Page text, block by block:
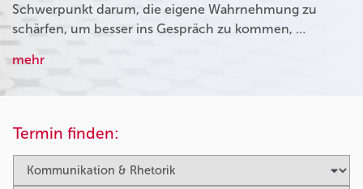
Schwerpunkt darum, die eigene Wahrnehmung zu
schärfen, um besser ins Gespräch zu kommen, …
mehr
Termin finden: